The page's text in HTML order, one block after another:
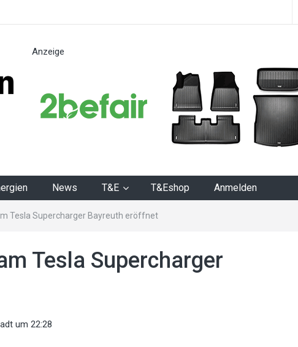
Anzeige
News T&E T&Eshop Anmelden
Tesla Supercharger Bayreuth eröffnet
Tesla Supercharger
um 22:28